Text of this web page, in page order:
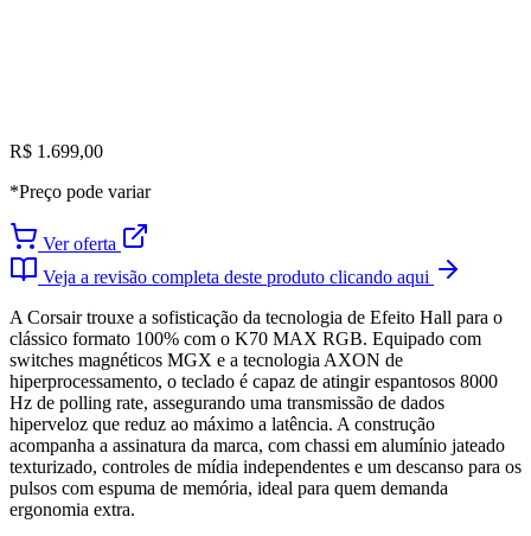
R$ 1.699,00
*Preço pode variar
Ver oferta
Veja a revisão completa deste produto clicando aqui
A Corsair trouxe a sofisticação da tecnologia de Efeito Hall para o
clássico formato 100% com o K70 MAX RGB. Equipado com
switches magnéticos MGX e a tecnologia AXON de
hiperprocessamento, o teclado é capaz de atingir espantosos 8000
Hz de polling rate, assegurando uma transmissão de dados
hiperveloz que reduz ao máximo a latência. A construção
acompanha a assinatura da marca, com chassi em alumínio jateado
texturizado, controles de mídia independentes e um descanso para os
pulsos com espuma de memória, ideal para quem demanda
ergonomia extra.